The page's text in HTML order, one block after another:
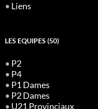
• Liens
LES EQUIPES (50)
• P2
• P4
• P1 Dames
• P2 Dames
• U21 Provinciaux